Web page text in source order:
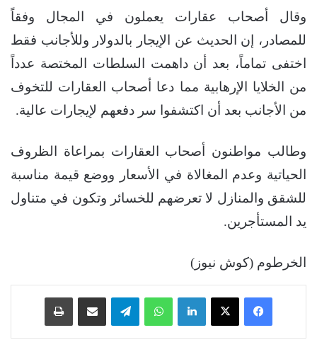
وقال أصحاب عقارات يعملون في المجال وفقاً
للمصادر، إن الحديث عن الإيجار بالدولار وللأجانب فقط
اختفى تماماً، بعد أن داهمت السلطات المختصة عدداً
من الخلايا الإرهابية مما دعا أصحاب العقارات للتخوف
من الأجانب بعد أن اكتشفوا سر دفعهم لإيجارات عالية.
وطالب مواطنون أصحاب العقارات بمراعاة الظروف
الحياتية وعدم المغالاة في الأسعار ووضع قيمة مناسبة
للشقق والمنازل لا تعرضهم للخسائر وتكون في متناول
يد المستأجرين.
الخرطوم (كوش نيوز)
فيسبوك ‫X لينكدإن واتساب تيلقرام